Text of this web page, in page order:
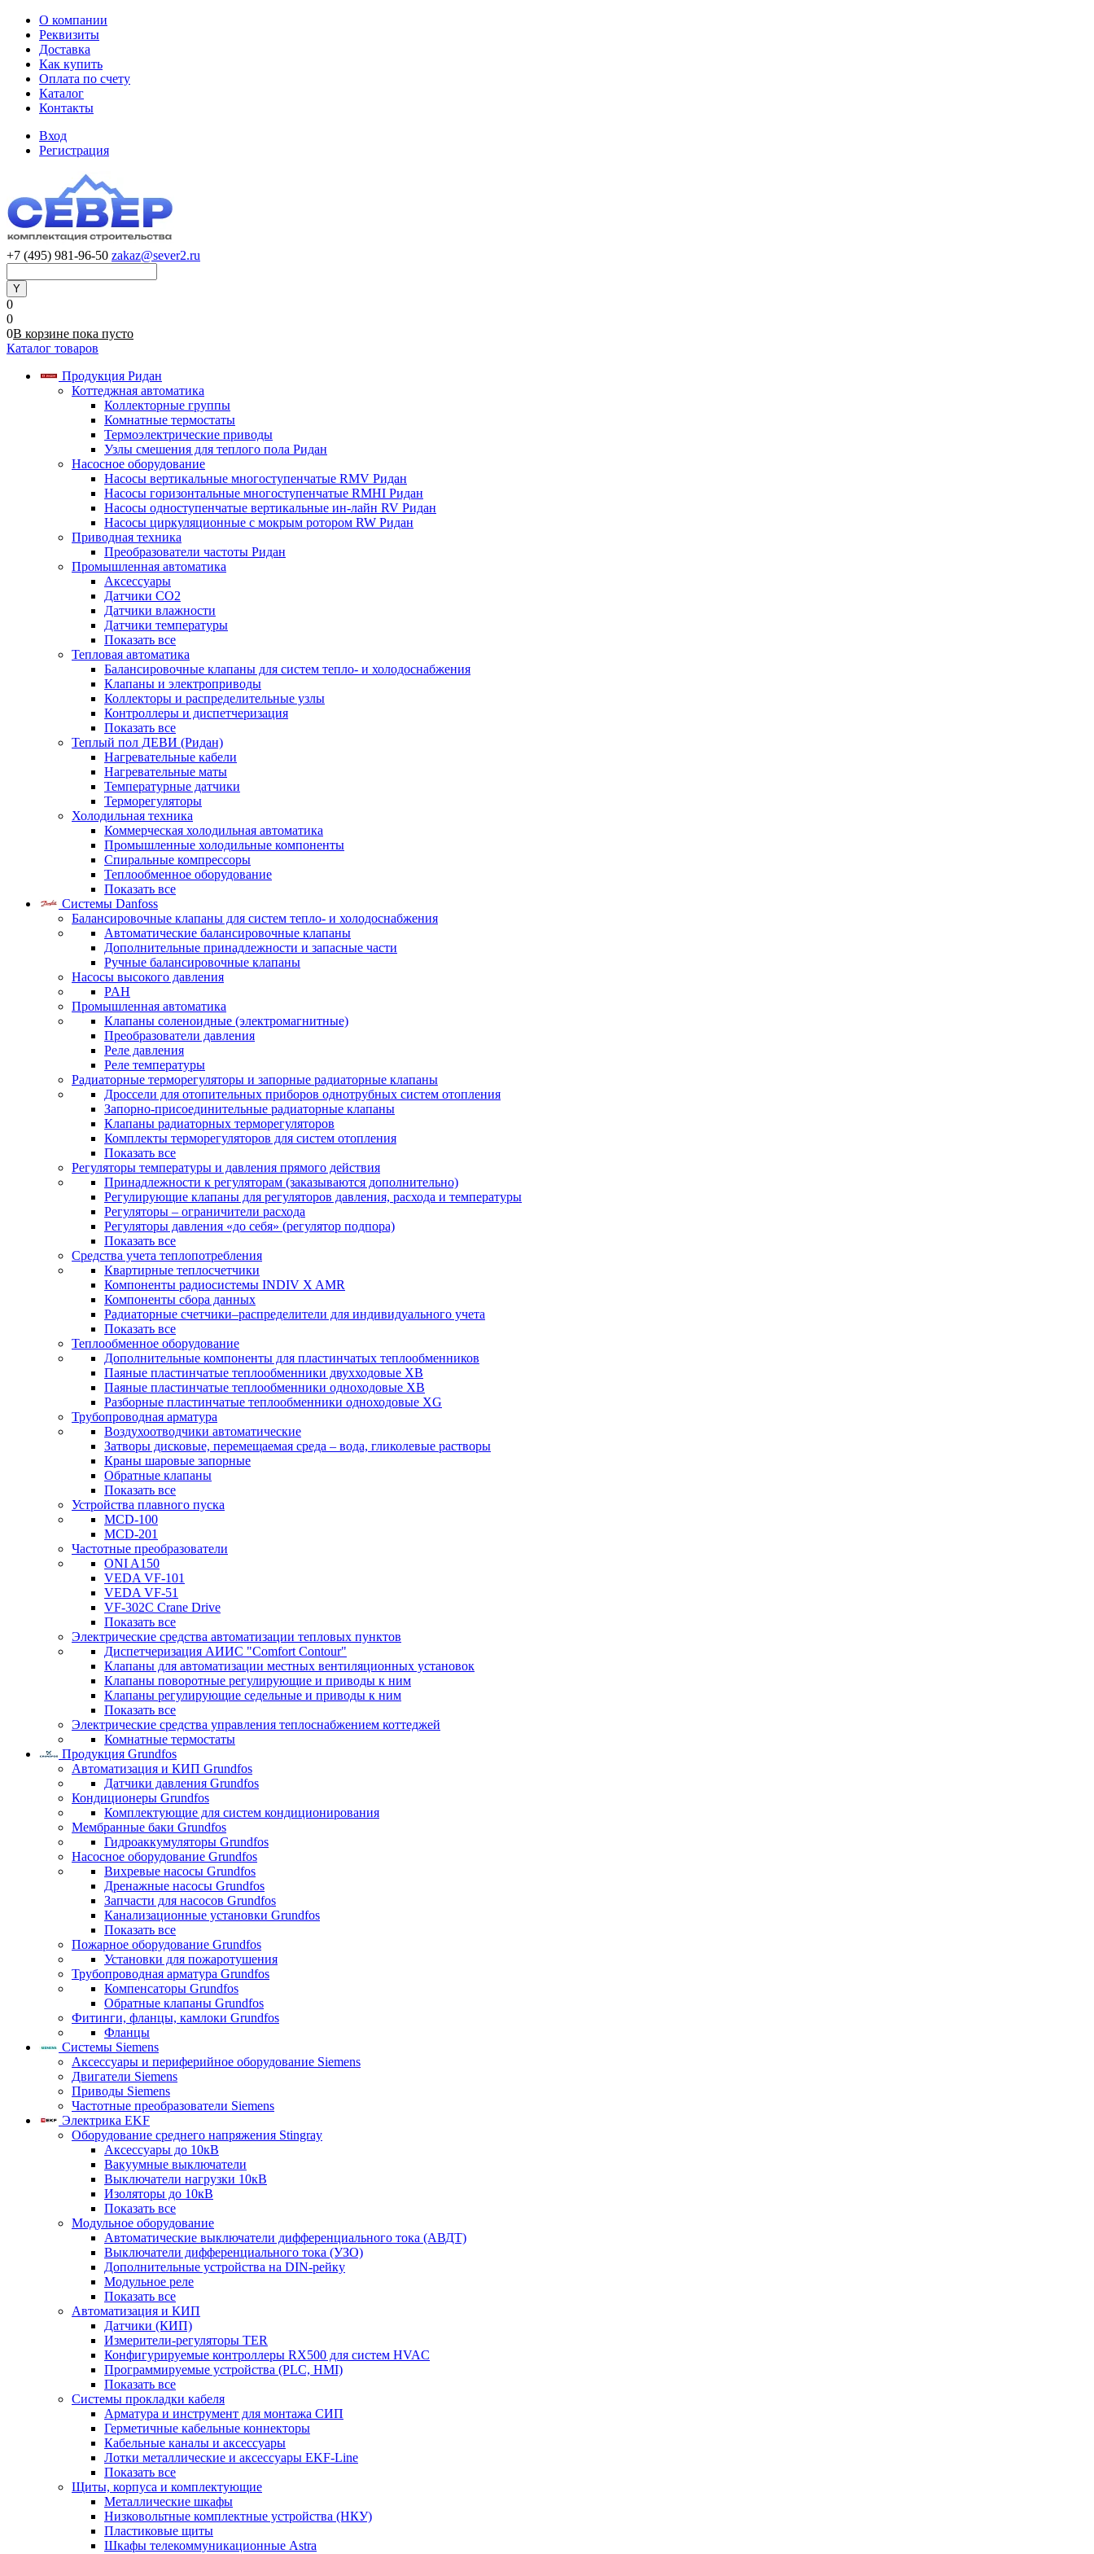
О компании
Реквизиты
Доставка
Как купить
Оплата по счету
Каталог
Контакты
Вход
Регистрация
+7 (495) 981-96-50 zakaz@sever2.ru
0
0
0В корзине пока пусто
Каталог товаров
Продукция Ридан
Коттеджная автоматика
Коллекторные группы
Комнатные термостаты
Термоэлектрические приводы
Узлы смешения для теплого пола Ридан
Насосное оборудование
Насосы вертикальные многоступенчатые RMV Ридан
Насосы горизонтальные многоступенчатые RMHI Ридан
Насосы одноступенчатые вертикальные ин-лайн RV Ридан
Насосы циркуляционные с мокрым ротором RW Ридан
Приводная техника
Преобразователи частоты Ридан
Промышленная автоматика
Аксессуары
Датчики CO2
Датчики влажности
Датчики температуры
Показать все
Тепловая автоматика
Балансировочные клапаны для систем тепло- и холодоснабжения
Клапаны и электроприводы
Коллекторы и распределительные узлы
Контроллеры и диспетчеризация
Показать все
Теплый пол ДЕВИ (Ридан)
Нагревательные кабели
Нагревательные маты
Температурные датчики
Терморегуляторы
Холодильная техника
Коммерческая холодильная автоматика
Промышленные холодильные компоненты
Спиральные компрессоры
Теплообменное оборудование
Показать все
Системы Danfoss
Балансировочные клапаны для систем тепло- и холодоснабжения
Автоматические балансировочные клапаны
Дополнительные принадлежности и запасные части
Ручные балансировочные клапаны
Насосы высокого давления
PAH
Промышленная автоматика
Клапаны соленоидные (электромагнитные)
Преобразователи давления
Реле давления
Реле температуры
Радиаторные терморегуляторы и запорные радиаторные клапаны
Дроссели для отопительных приборов однотрубных систем отопления
Запорно-присоединительные радиаторные клапаны
Клапаны радиаторных терморегуляторов
Комплекты терморегуляторов для систем отопления
Показать все
Регуляторы температуры и давления прямого действия
Принадлежности к регуляторам (заказываются дополнительно)
Регулирующие клапаны для регуляторов давления, расхода и температуры
Регуляторы – ограничители расхода
Регуляторы давления «до себя» (регулятор подпора)
Показать все
Средства учета теплопотребления
Квартирные теплосчетчики
Компоненты радиосистемы INDIV X AMR
Компоненты сбора данных
Радиаторные счетчики–распределители для индивидуального учета
Показать все
Теплообменное оборудование
Дополнительные компоненты для пластинчатых теплообменников
Паяные пластинчатые теплообменники двухходовые XB
Паяные пластинчатые теплообменники одноходовые ХВ
Разборные пластинчатые теплообменники одноходовые ХG
Трубопроводная арматура
Воздухоотводчики автоматические
Затворы дисковые, перемещаемая среда – вода, гликолевые растворы
Краны шаровые запорные
Обратные клапаны
Показать все
Устройства плавного пуска
MCD-100
MCD-201
Частотные преобразователи
ONI A150
VEDA VF-101
VEDA VF-51
VF-302C Crane Drive
Показать все
Электрические средства автоматизации тепловых пунктов
Диспетчеризация АИИС "Comfort Contour"
Клапаны для автоматизации местных вентиляционных установок
Клапаны поворотные регулирующие и приводы к ним
Клапаны регулирующие седельные и приводы к ним
Показать все
Электрические средства управления теплоснабжением коттеджей
Комнатные термостаты
Продукция Grundfos
Автоматизация и КИП Grundfos
Датчики давления Grundfos
Кондиционеры Grundfos
Комплектующие для систем кондиционирования
Мембранные баки Grundfos
Гидроаккумуляторы Grundfos
Насосное оборудование Grundfos
Вихревые насосы Grundfos
Дренажные насосы Grundfos
Запчасти для насосов Grundfos
Канализационные установки Grundfos
Показать все
Пожарное оборудование Grundfos
Установки для пожаротушения
Трубопроводная арматура Grundfos
Компенсаторы Grundfos
Обратные клапаны Grundfos
Фитинги, фланцы, камлоки Grundfos
Фланцы
Системы Siemens
Аксессуары и периферийное оборудование Siemens
Двигатели Siemens
Приводы Siemens
Частотные преобразователи Siemens
Электрика EKF
Оборудование среднего напряжения Stingray
Аксессуары до 10кВ
Вакуумные выключатели
Выключатели нагрузки 10кВ
Изоляторы до 10кВ
Показать все
Модульное оборудование
Автоматические выключатели дифференциального тока (АВДТ)
Выключатели дифференциального тока (УЗО)
Дополнительные устройства на DIN-рейку
Модульное реле
Показать все
Автоматизация и КИП
Датчики (КИП)
Измерители-регуляторы TER
Конфигурируемые контроллеры RX500 для систем HVAC
Программируемые устройства (PLC, HMI)
Показать все
Системы прокладки кабеля
Арматура и инструмент для монтажа СИП
Герметичные кабельные коннекторы
Кабельные каналы и аксессуары
Лотки металлические и аксессуары EKF-Line
Показать все
Щиты, корпуса и комплектующие
Металлические шкафы
Низковольтные комплектные устройства (НКУ)
Пластиковые щиты
Шкафы телекоммуникационные Astra